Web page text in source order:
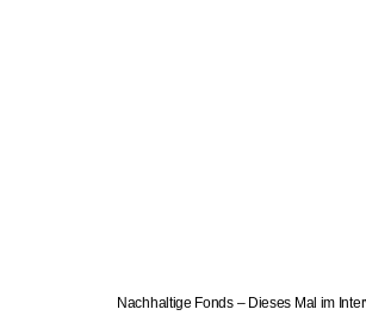
Nachhaltige Fonds – Dieses Mal im